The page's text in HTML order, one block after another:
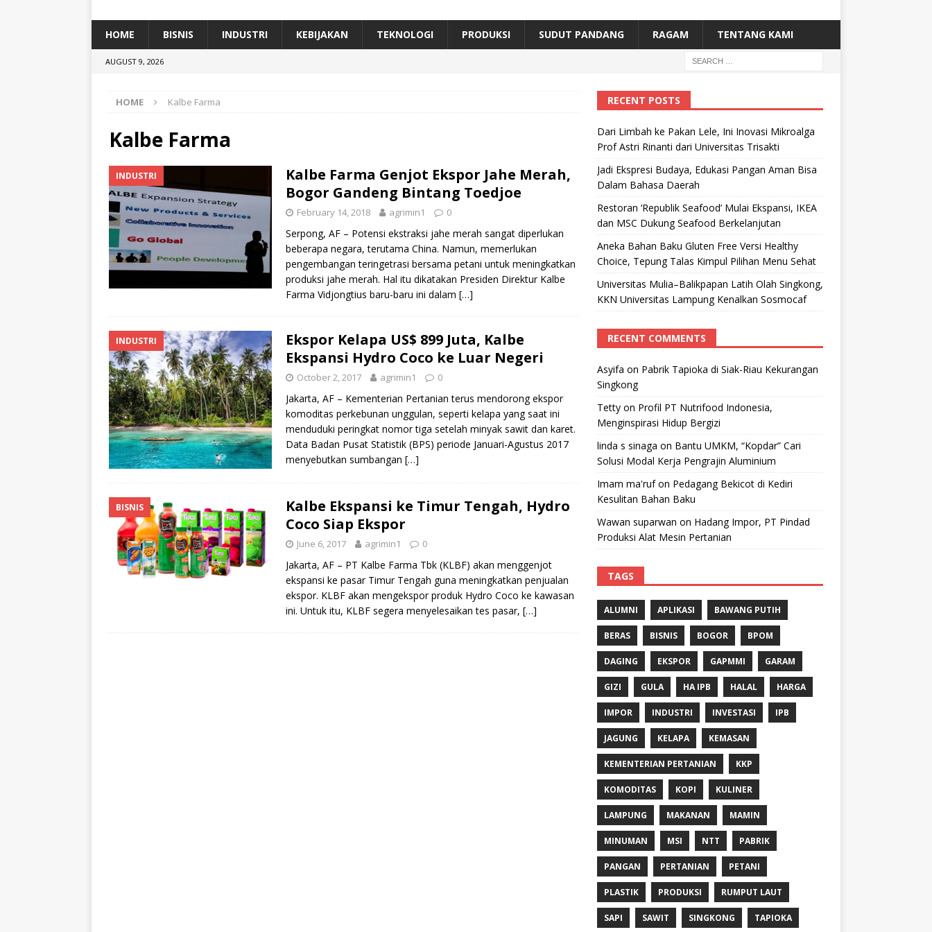
[ July 11, 2026 ] Dari Limbah ke Pakan Lele, Ini Inovasi Mikroalga Prof Astri Rinanti dari Universitas Trisakti
HOME BISNIS INDUSTRI KEBIJAKAN TEKNOLOGI PRODUKSI SUDUT PANDANG RAGAM TENTANG KAMI
AUGUST 9, 2026
HOME Kalbe Farma
Kalbe Farma
INDUSTRI
Kalbe Farma Genjot Ekspor Jahe Merah,
Bogor Gandeng Bintang Toedjoe
February 14, 2018 agrimin1 0
Serpong, AF – Potensi ekstraksi jahe merah sangat diperlukan
beberapa negara, terutama China. Namun, memerlukan
pengembangan teringetrasi bersama petani untuk meningkatkan
produksi jahe merah. Hal itu dikatakan Presiden Direktur Kalbe
Farma Vidjongtius baru-baru ini dalam […]
INDUSTRI
Ekspor Kelapa US$ 899 Juta, Kalbe
Ekspansi Hydro Coco ke Luar Negeri
October 2, 2017 agrimin1 0
Jakarta, AF – Kementerian Pertanian terus mendorong ekspor
komoditas perkebunan unggulan, seperti kelapa yang saat ini
menduduki peringkat nomor tiga setelah minyak sawit dan karet.
Data Badan Pusat Statistik (BPS) periode Januari-Agustus 2017
menyebutkan sumbangan […]
BISNIS
Kalbe Ekspansi ke Timur Tengah, Hydro
Coco Siap Ekspor
June 6, 2017 agrimin1 0
Jakarta, AF – PT Kalbe Farma Tbk (KLBF) akan menggenjot
ekspansi ke pasar Timur Tengah guna meningkatkan penjualan
ekspor. KLBF akan mengekspor produk Hydro Coco ke kawasan
ini. Untuk itu, KLBF segera menyelesaikan tes pasar, […]
RECENT POSTS
Dari Limbah ke Pakan Lele, Ini Inovasi Mikroalga
Prof Astri Rinanti dari Universitas Trisakti
Jadi Ekspresi Budaya, Edukasi Pangan Aman Bisa
Dalam Bahasa Daerah
Restoran ‘Republik Seafood’ Mulai Ekspansi, IKEA
dan MSC Dukung Seafood Berkelanjutan
Aneka Bahan Baku Gluten Free Versi Healthy
Choice, Tepung Talas Kimpul Pilihan Menu Sehat
Universitas Mulia–Balikpapan Latih Olah Singkong,
KKN Universitas Lampung Kenalkan Sosmocaf
RECENT COMMENTS
Asyifa on Pabrik Tapioka di Siak-Riau Kekurangan
Singkong
Tettyon Profil PT Nutrifood Indonesia,
Menginspirasi Hidup Bergizi
linda s sinaga on Bantu UMKM, “Kopdar” Cari
Solusi Modal Kerja Pengrajin Aluminium
Imam ma'rufon Pedagang Bekicot di Kediri
Kesulitan Bahan Baku
Wawan suparwan on Hadang Impor, PT Pindad
Produksi Alat Mesin Pertanian
TAGS
ALUMNI APLIKASI BAWANG PUTIH
BERAS BISNIS BOGOR BPOM
DAGING EKSPOR GAPMMI GARAM
GIZI GULA HA IPB HALAL HARGA
IMPOR INDUSTRI INVESTASI IPB
JAGUNG KELAPA KEMASAN
KEMENTERIAN PERTANIAN KKP
KOMODITAS KOPI KULINER
LAMPUNG MAKANAN MAMIN
MINUMAN MSI NTT PABRIK
PANGAN PERTANIAN PETANI
PLASTIK PRODUKSI RUMPUT LAUT
SAPI SAWIT SINGKONG TAPIOKA